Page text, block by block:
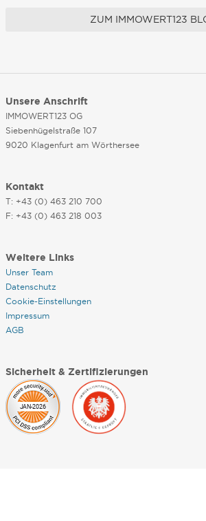
ZUM IMMOWERT123
Unsere Anschrift
IMMOWERT123 OG
Siebenhügelstraße 107
9020 Klagenfurt am Wörthersee
Kontakt
T: +43 (0) 463 210 700
F: +43 (0) 463 218 003
Weitere Links
Unser Team
Datenschutz
Cookie-Einstellungen
Impressum
AGB
Sicherheit & Zertifizierungen